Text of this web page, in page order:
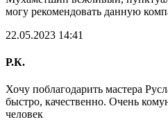
могу рекомендовать данную
22.05.2023 14:41
Р.К.
Хочу поблагодарить мастера
быстро, качественно. Очень
человек